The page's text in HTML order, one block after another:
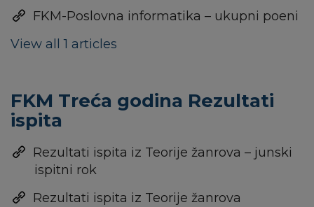
FKM-Poslovna informatika – ukupni poeni
View all 1 articles
FKM Treća godina Rezultati
ispita
Rezultati ispita iz Teorije žanrova – junski
ispitni rok
Rezultati ispita iz Teorije žanrova